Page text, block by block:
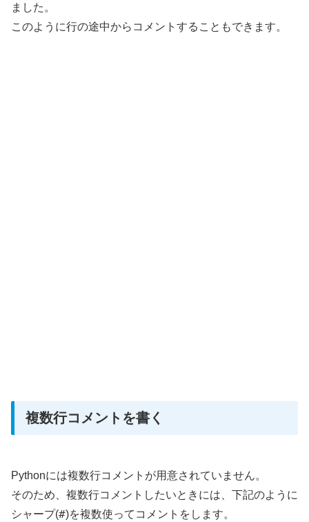
ました。
このように行の途中からコメントすることもできます。
複数行コメントを書く
Pythonには複数行コメントが用意されていません。
そのため、複数行コメントしたいときには、下記のように
シャープ(#)を複数使ってコメントをします。